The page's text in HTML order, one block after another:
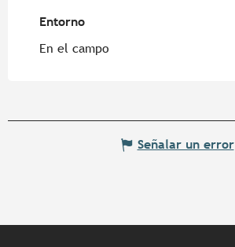
Entorno
Entorno
En el campo
Señalar un error